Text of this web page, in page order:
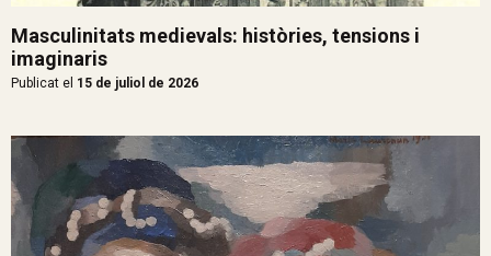
Masculinitats medievals: històries, tensions i
imaginaris
Publicat el 15 de juliol de 2026